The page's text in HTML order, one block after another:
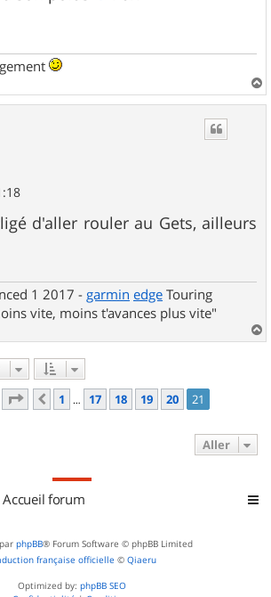
a
d'aller rouler au Gets, ailleurs
1 2017 - garmin edge Touring
vite, moins t'avances plus vite"
a
Page 21 sur21
Précédent
1 … 17 18 19 20 21
Aller
Accueil forum
phpBB® Forum Software © phpBB Limited
française officielle © Qiaeru
Optimized by: phpBB SEO